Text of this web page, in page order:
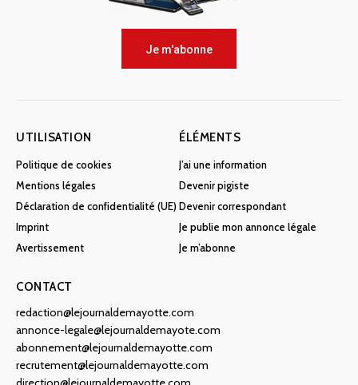
Je m'abonne
UTILISATION
Politique de cookies
Mentions légales
Déclaration de confidentialité (UE)
Imprint
Avertissement
ÉLÉMENTS
J’ai une information
Devenir pigiste
Devenir correspondant
Je publie mon annonce légale
Je m’abonne
CONTACT
redaction@lejournaldemayotte.com
annonce-legale@lejournaldemayote.com
abonnement@lejournaldemayotte.com
recrutement@lejournaldemayotte.com